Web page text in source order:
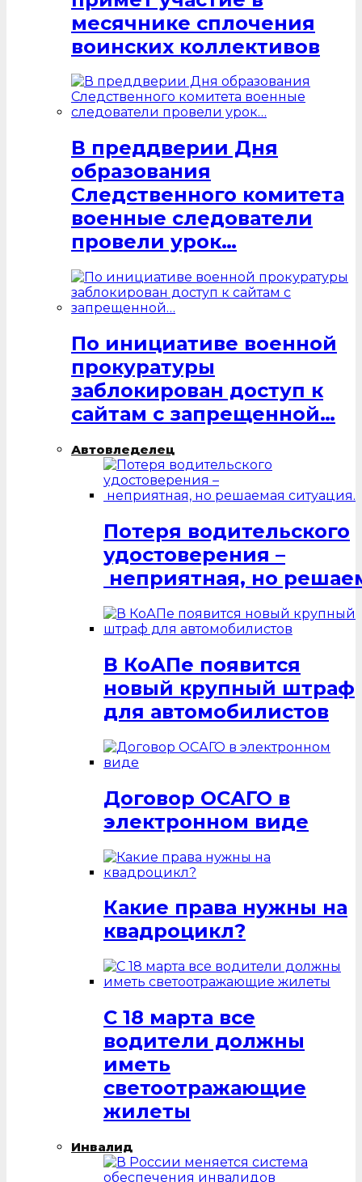
месячнике сплочения
воинских коллективов
В преддверии Дня
образования
Следственного комитета
военные следователи
провели урок…
По инициативе военной
прокуратуры
заблокирован доступ к
сайтам с запрещенной…
Автовледелец
Потеря водительского
удостоверения –
неприятная, но
В КоАПе появится
новый крупный штраф
для автомобилистов
Договор ОСАГО в
электронном виде
Какие права нужны на
квадроцикл?
С 18 марта все
водители должны
иметь
светоотражающие
жилеты
Инвалид